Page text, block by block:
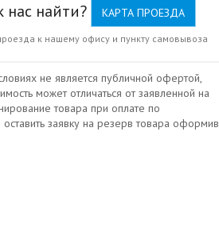
нас найти? КАРТА ПРОЕЗДА
к нашему офису и пункту самовывоза
не является публичной офертой,
может отличаться от заявленной на
товара при оплате по
заявку на резерв товара оформив